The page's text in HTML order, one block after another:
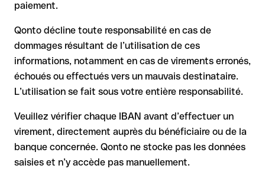
déjà été retirés
pour les virements hors SEPA, la récupération est plus
complexe et peut entraîner des frais
Recommandation: vérifiez systématiquement chaque IBAN
avant un virement (via un outil de vérification) et confirmez-le
directement auprès du bénéficiaire en cas de doute. Cette
précaution est essentielle, en particulier pour des montants
élevés ou de nouvelles relations commerciales.
paiement.
Qonto décline toute responsabilité en cas de
dommages résultant de l’utilisation de ces
informations, notamment en cas de virements erronés,
échoués ou effectués vers un mauvais destinataire.
L’utilisation se fait sous votre entière responsabilité.
Veuillez vérifier chaque IBAN avant d’effectuer un
virement, directement auprès du bénéficiaire ou de la
banque concernée. Qonto ne stocke pas les données
saisies et n’y accède pas manuellement.